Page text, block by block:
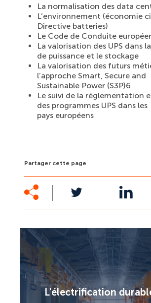
La normalisation des data
L’environnement (économie
Directive batteries)
Le Code de Conduite
La valorisation des UPS dans
de puissance et le stockage
La valorisation des futurs
l’approche Smart, Secure and
Sustainable Power (S3P)6
Le suivi de la réglementation
des programmes UPS dans les
pays européens
Partager cette page
L'électrification